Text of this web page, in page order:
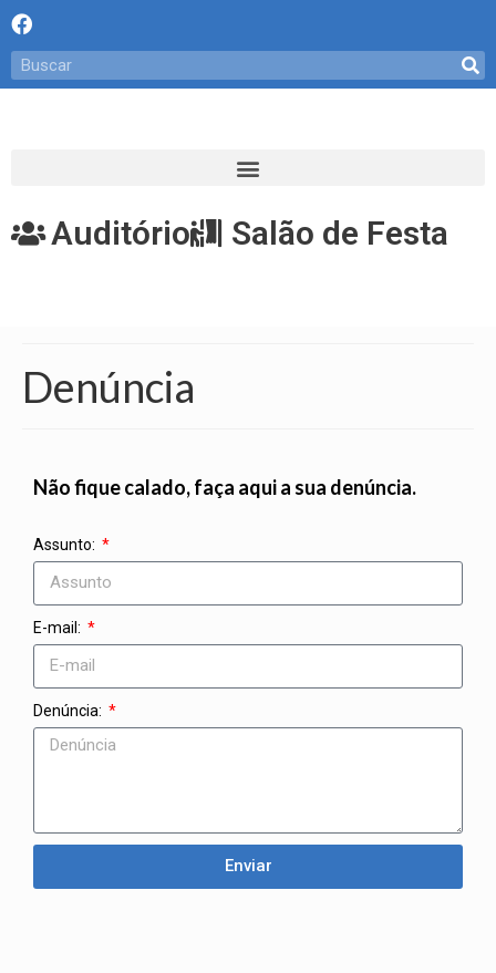
Auditório Salão de Festa
Denúncia
Nãofique calado, faça aqui a sua denúncia.
Assunto:
E-mail:
Denúncia:
Enviar